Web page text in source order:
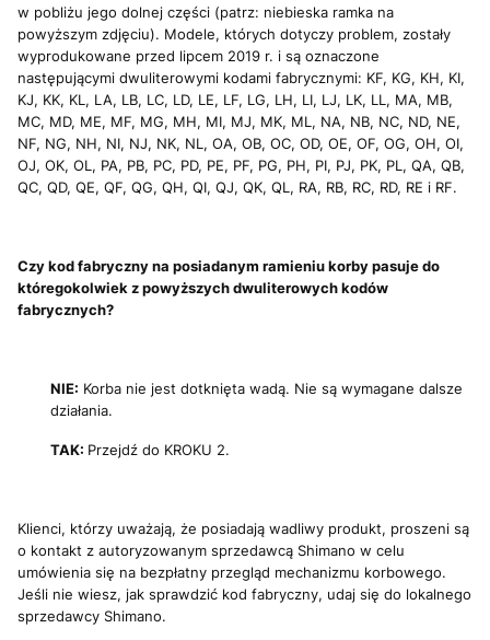
w pobliżu jego dolnej części (patrz: niebieska ramka na
powyższym zdjęciu). Modele, których dotyczy problem, zostały
wyprodukowane przed lipcem 2019 r. i są oznaczone
następującymi dwuliterowymi kodami fabrycznymi: KF, KG, KH, KI,
KJ, KK, KL, LA, LB, LC, LD, LE, LF, LG, LH, LI, LJ, LK, LL, MA, MB,
MC, MD, ME, MF, MG, MH, MI, MJ, MK, ML, NA, NB, NC, ND, NE,
NF, NG, NH, NI, NJ, NK, NL, OA, OB, OC, OD, OE, OF, OG, OH, OI,
OJ, OK, OL, PA, PB, PC, PD, PE, PF, PG, PH, PI, PJ, PK, PL, QA, QB,
QC, QD, QE, QF, QG, QH, QI, QJ, QK, QL, RA, RB, RC, RD, RE i RF.
Czy kod fabryczny na posiadanym ramieniu korby pasuje do
któregokolwiek z powyższych dwuliterowych kodów
fabrycznych?
NIE: Korba nie jest dotknięta wadą. Nie są wymagane dalsze
działania.
TAK: Przejdź do KROKU 2.
Klienci, którzy uważają, że posiadają wadliwy produkt, proszeni są
o kontakt z autoryzowanym sprzedawcą Shimano w celu
umówienia się na bezpłatny przegląd mechanizmu korbowego.
Jeśli nie wiesz, jak sprawdzić kod fabryczny, udaj się do lokalnego
sprzedawcy Shimano.